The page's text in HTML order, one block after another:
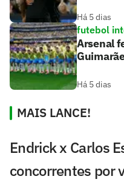
Há 5 dias
futebol
Arsenal
Há 5 dias
MAIS LANCE!
Endrick x Carlos
concorrentes por